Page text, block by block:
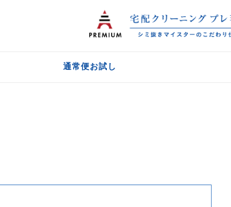
通常便お試し